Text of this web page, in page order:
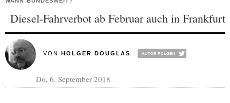
Diesel-Fahrverbot ab Februar auch in Frankfurt
VON HOLGER DOUGLAS
Do, 6. September 2018